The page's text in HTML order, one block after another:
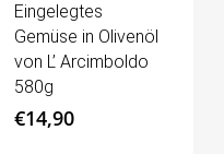
Eingelegtes
Gemüse in Olivenöl
von L’ Arcimboldo
580g
€14,90